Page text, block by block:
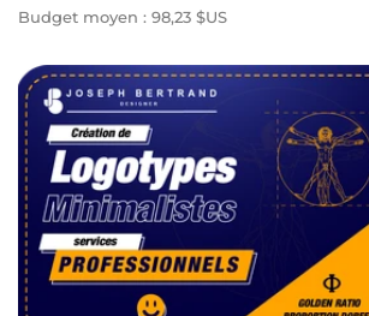
Budget moyen : 98,23 $US